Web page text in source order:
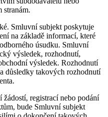
stranám.
Smluvní subjekt poskytuje
na základě informací, které
úsudku. Smluvní
výsledek, rozhodnutí,
výsledek. Rozhodnutí
důsledky takových rozhodnutí
registrací nebo podání
bude Smluvní subjekt